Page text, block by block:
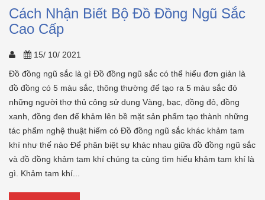
Cách Nhận Biết Bộ Đồ Đồng Ngũ Sắc
Cao Cấp
15/ 10/ 2021
Đồ đồng ngũ sắc là gì Đồ đồng ngũ sắc có thể hiểu đơn giản là
đồ đồng có 5 màu sắc, thông thường để tạo ra 5 màu sắc đó
những người thợ thủ công sử dụng Vàng, bạc, đồng đỏ, đồng
xanh, đồng đen để khảm lên bề mặt sản phẩm tạo thành những
tác phẩm nghệ thuật hiếm có Đồ đồng ngũ sắc khác khảm tam
khí như thế nào Để phân biệt sự khác nhau giữa đồ đồng ngũ sắc
và đồ đồng khảm tam khí chúng ta cùng tìm hiểu khảm tam khí là
gì. Khảm tam khí...